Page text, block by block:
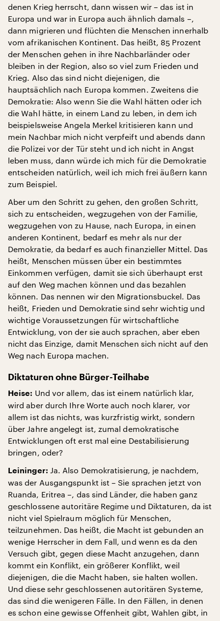
denen Krieg herrscht, dann wissen wir – das ist in
Europa und war in Europa auch ähnlich damals –,
dann migrieren und flüchten die Menschen innerhalb
vom afrikanischen Kontinent. Das heißt, 85 Prozent
der Menschen gehen in ihre Nachbarländer oder
bleiben in der Region, also so viel zum Frieden und
Krieg. Also das sind nicht diejenigen, die
hauptsächlich nach Europa kommen. Zweitens die
Demokratie: Also wenn Sie die Wahl hätten oder ich
die Wahl hätte, in einem Land zu leben, in dem ich
beispielsweise Angela Merkel kritisieren kann und
mein Nachbar mich nicht verpfeift und abends dann
die Polizei vor der Tür steht und ich nicht in Angst
leben muss, dann würde ich mich für die Demokratie
entscheiden natürlich, weil ich mich frei äußern kann
zum Beispiel.
Aber um den Schritt zu gehen, den großen Schritt,
sich zu entscheiden, wegzugehen von der Familie,
wegzugehen von zu Hause, nach Europa, in einen
anderen Kontinent, bedarf es mehr als nur der
Demokratie, da bedarf es auch finanzieller Mittel. Das
heißt, Menschen müssen über ein bestimmtes
Einkommen verfügen, damit sie sich überhaupt erst
auf den Weg machen können und das bezahlen
können. Das nennen wir den Migrationsbuckel. Das
heißt, Frieden und Demokratie sind sehr wichtig und
wichtige Voraussetzungen für wirtschaftliche
Entwicklung, von der sie auch sprachen, aber eben
nicht das Einzige, damit Menschen sich nicht auf den
Weg nach Europa machen.
Diktaturen ohne Bürger-Teilhabe
Heise: Und vor allem, das ist einem natürlich klar,
wird aber durch Ihre Worte auch noch klarer, vor
allem ist das nichts, was kurzfristig wirkt, sondern
über Jahre angelegt ist, zumal demokratische
Entwicklungen oft erst mal eine Destabilisierung
bringen, oder?
Leininger: Ja. Also Demokratisierung, je nachdem,
was der Ausgangspunkt ist – Sie sprachen jetzt von
Ruanda, Eritrea –, das sind Länder, die haben ganz
geschlossene autoritäre Regime und Diktaturen, da ist
nicht viel Spielraum möglich für Menschen,
teilzunehmen. Das heißt, die Macht ist gebunden an
wenige Herrscher in dem Fall, und wenn es da den
Versuch gibt, gegen diese Macht anzugehen, dann
kommt ein Konflikt, ein größerer Konflikt, weil
diejenigen, die die Macht haben, sie halten wollen.
Und diese sehr geschlossenen autoritären Systeme,
das sind die wenigeren Fälle. In den Fällen, in denen
es schon eine gewisse Offenheit gibt, Wahlen gibt, in